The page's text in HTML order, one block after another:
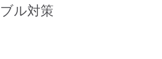
ブル対策